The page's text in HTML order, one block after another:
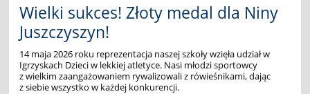
Wielki sukces! Złoty medal dla Niny
Juszczyszyn!
14 maja 2026 roku reprezentacja naszej szkoły wzięła udział w
Igrzyskach Dzieci w lekkiej atletyce. Nasi młodzi sportowcy
z wielkim zaangażowaniem rywalizowali z rówieśnikami, dając
z siebie wszystko w każdej konkurencji.